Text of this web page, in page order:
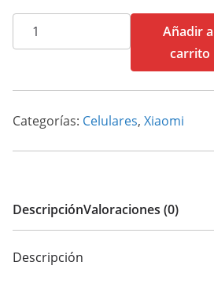
XIAOMI
Note
pro
128/6
cantidad
Añadir
carrito
Categorías: Celulares, Xiaomi
DescripciónValoraciones (0)
Descripción